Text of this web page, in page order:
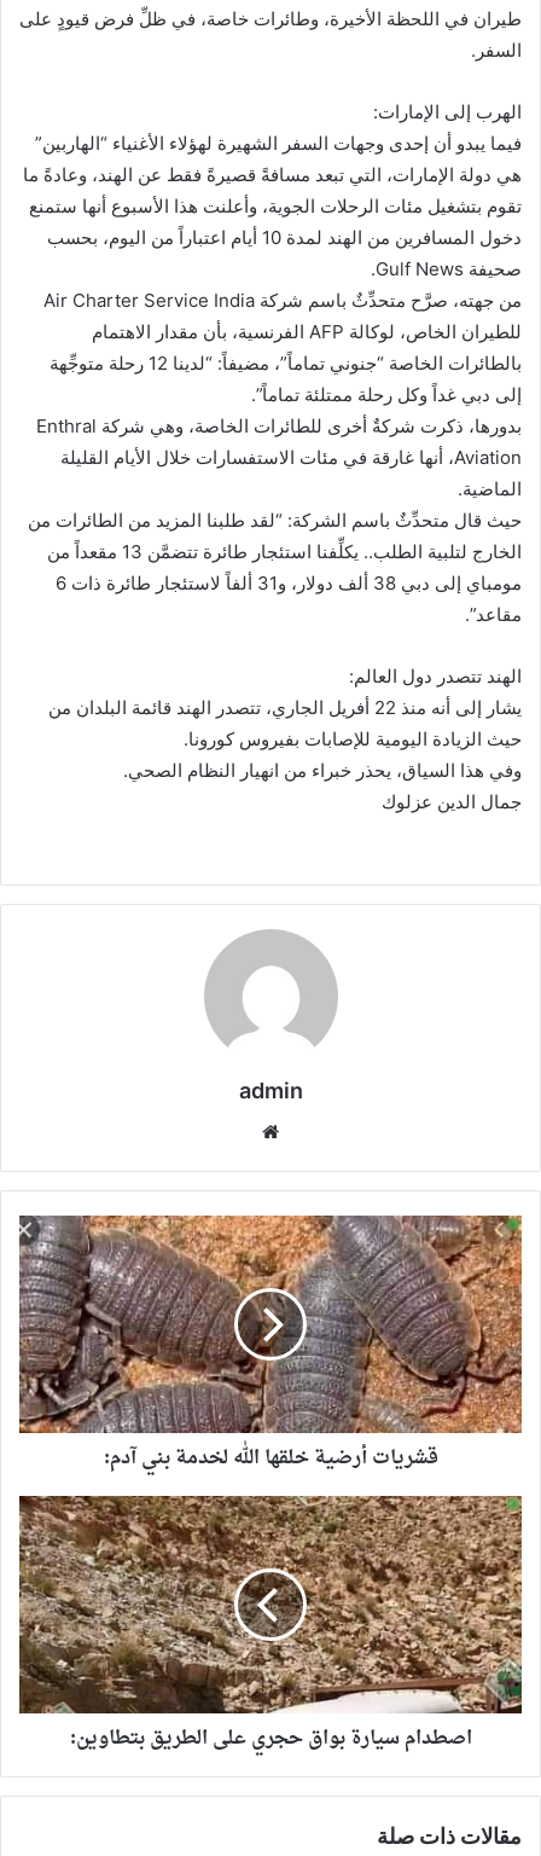
طيران في اللحظة الأخيرة، وطائرات خاصة، في ظلِّ فرض قيودٍ على
السفر.
الهرب إلى الإمارات:
فيما يبدو أن إحدى وجهات السفر الشهيرة لهؤلاء الأغنياء “الهاربين”
هي دولة الإمارات، التي تبعد مسافةً قصيرةً فقط عن الهند، وعادةً ما
تقوم بتشغيل مئات الرحلات الجوية، وأعلنت هذا الأسبوع أنها ستمنع
دخول المسافرين من الهند لمدة 10 أيام اعتباراً من اليوم، بحسب
صحيفة Gulf News.
من جهته، صرَّح متحدِّثٌ باسم شركة Air Charter Service India
للطيران الخاص، لوكالة AFP الفرنسية، بأن مقدار الاهتمام
بالطائرات الخاصة “جنوني تماماً”، مضيفاً: “لدينا 12 رحلة متوجِّهة
إلى دبي غداً وكل رحلة ممتلئة تماماً”.
بدورها، ذكرت شركةٌ أخرى للطائرات الخاصة، وهي شركة Enthral
Aviation، أنها غارقة في مئات الاستفسارات خلال الأيام القليلة
الماضية.
حيث قال متحدِّثٌ باسم الشركة: “لقد طلبنا المزيد من الطائرات من
الخارج لتلبية الطلب.. يكلِّفنا استئجار طائرة تتضمَّن 13 مقعداً من
مومباي إلى دبي 38 ألف دولار، و31 ألفاً لاستئجار طائرة ذات 6
مقاعد”.
الهند تتصدر دول العالم:
يشار إلى أنه منذ 22 أفريل الجاري، تتصدر الهند قائمة البلدان من
حيث الزيادة اليومية للإصابات بفيروس كورونا.
وفي هذا السياق، يحذر خبراء من انهيار النظام الصحي.
جمال الدين عزلوك
admin
قشريات أرضية خلقها الله لخدمة بني آدم:
اصطدام سيارة بواق حجري على الطريق بتطاوين:
مقالات ذات صلة